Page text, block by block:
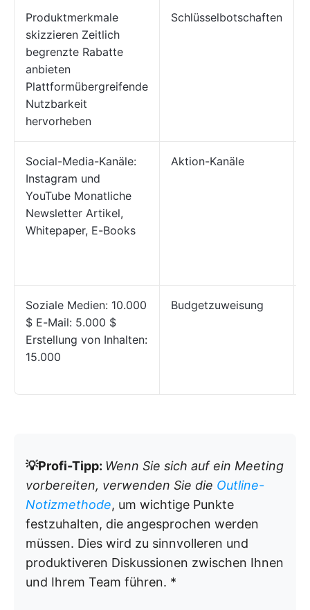
Produktmerkmale
skizzieren Zeitlich
begrenzte Rabatte
anbieten
Plattformübergreifende
Nutzbarkeit
hervorheben
Schlüsselbotschaften
Social-Media-Kanäle:
Instagram und
YouTube Monatliche
Newsletter Artikel,
Whitepaper, E-Books
Aktion-Kanäle
Soziale Medien: 10.000
$ E-Mail: 5.000 $
Erstellung von Inhalten:
15.000
Budgetzuweisung
💡Profi-Tipp: Wenn Sie sich auf ein Meeting
vorbereiten, verwenden Sie die Outline-
Notizmethode, um wichtige Punkte
festzuhalten, die angesprochen werden
müssen. Dies wird zu sinnvolleren und
produktiveren Diskussionen zwischen Ihnen
und Ihrem Team führen. *